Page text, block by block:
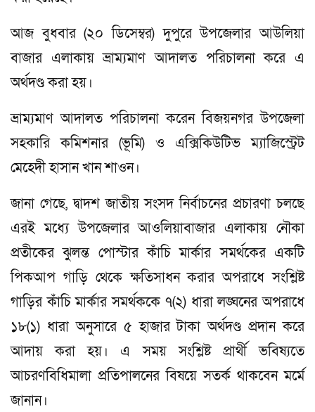
আজ বুধবার (২০ ডিসেম্বর) দুপুরে উপজেলার আউলিয়া
বাজার এলাকায় ভ্রাম্যমাণ আদালত পরিচালনা করে এ
অর্থদণ্ড করা হয়।
ভ্রাম্যমাণ আদালত পরিচালনা করেন বিজয়নগর উপজেলা
সহকারি কমিশনার (ভূমি) ও এক্সিকিউটিভ ম্যাজিস্ট্রেট
মেহেদী হাসান খান শাওন।
জানা গেছে, দ্বাদশ জাতীয় সংসদ নির্বাচনের প্রচারণা চলছে
এরই মধ্যে উপজেলার আওলিয়াবাজার এলাকায় নৌকা
প্রতীকের ঝুলন্ত পোস্টার কাঁচি মার্কার সমর্থকের একটি
পিকআপ গাড়ি থেকে ক্ষতিসাধন করার অপরাধে সংশ্লিষ্ট
গাড়ির কাঁচি মার্কার সমর্থককে ৭(২) ধারা লঙ্ঘনের অপরাধে
১৮(১) ধারা অনুসারে ৫ হাজার টাকা অর্থদণ্ড প্রদান করে
আদায় করা হয়। এ সময় সংশ্লিষ্ট প্রার্থী ভবিষ্যতে
আচরণবিধিমালা প্রতিপালনের বিষয়ে সতর্ক থাকবেন মর্মে
জানান।